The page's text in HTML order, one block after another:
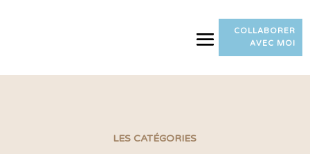
COLLABORER
AVEC MOI
LES CATÉGORIES